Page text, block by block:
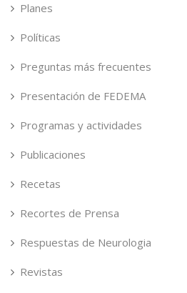
Planes
Políticas
Preguntas más frecuentes
Presentación de FEDEMA
Programas y actividades
Publicaciones
Recetas
Recortes de Prensa
Respuestas de Neurologia
Revistas